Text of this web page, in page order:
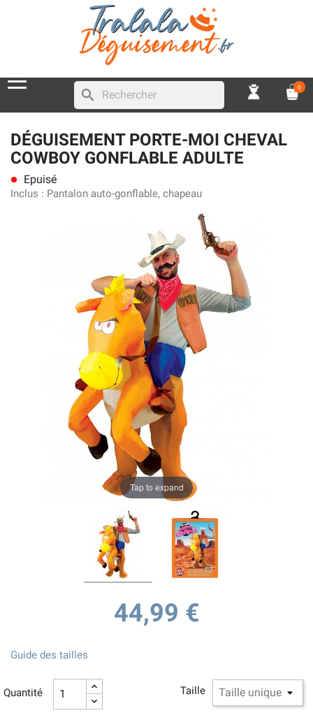
search 0
DÉGUISEMENT PORTE-MOI CHEVAL
COWBOY GONFLABLE ADULTE
lens Epuisé
Inclus : Pantalon auto-gonflable, chapeau
Tap to expand
44,99 €
Taille
Guide des tailles
Quantité